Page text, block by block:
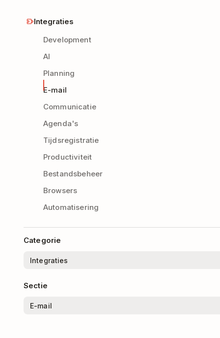
Integraties
Development
AI
Planning
E-mail
Communicatie
Agenda's
Tijdsregistratie
Productiviteit
Bestandsbeheer
Browsers
Automatisering
Categorie
Sectie